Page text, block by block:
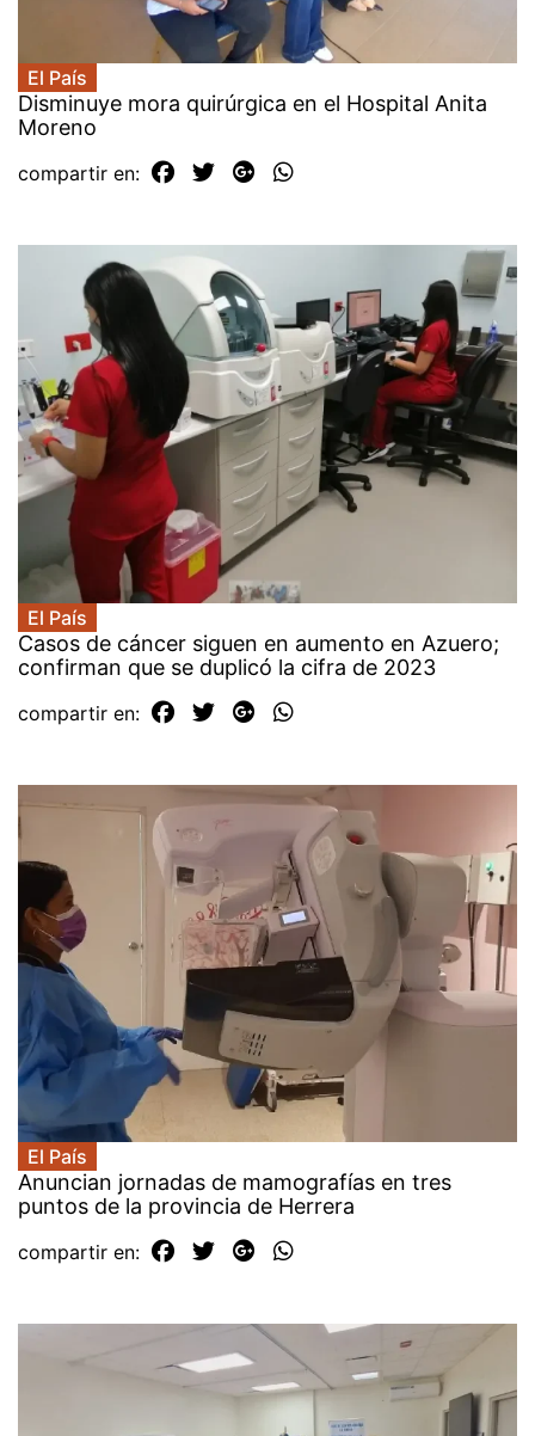
El País
Disminuye mora quirúrgica en el Hospital Anita
Moreno
compartir en:
El País
Casos de cáncer siguen en aumento en Azuero;
confirman que se duplicó la cifra de 2023
compartir en:
El País
Anuncian jornadas de mamografías en tres
puntos de la provincia de Herrera
compartir en: